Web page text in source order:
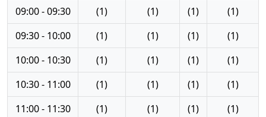
09:00 - 09:30
(1) (1) (1)
(1)
09:30 - 10:00
(1) (1) (1)
(1)
10:00 - 10:30
(1) (1) (1)
(1)
10:30 - 11:00
(1) (1) (1)
(1)
11:00 - 11:30
(1) (1) (1)
(1)